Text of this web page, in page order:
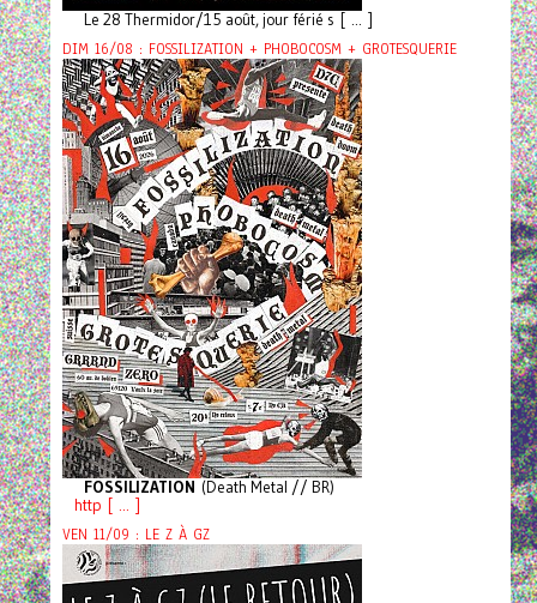
Le 28 Thermidor/15 août, jour férié s [ ... ]
DIM 16/08 : FOSSILIZATION + PHOBOCOSM + GROTESQUERIE
FOSSILIZATION (Death Metal // BR)
http [ ... ]
VEN 11/09 : LE Z À GZ